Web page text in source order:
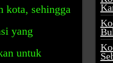
kota, sehingga
yang
untuk